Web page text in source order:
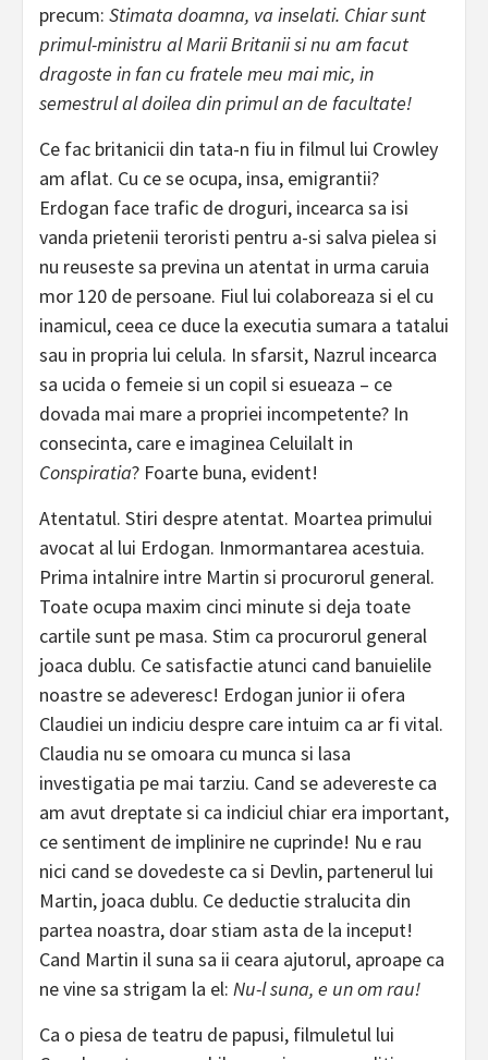
precum: Stimata doamna, va inselati. Chiar sunt
primul-ministru al Marii Britanii si nu am facut
dragoste in fan cu fratele meu mai mic, in
semestrul al doilea din primul an de facultate!
Ce fac britanicii din tata-n fiu in filmul lui Crowley
am aflat. Cu ce se ocupa, insa, emigrantii?
Erdogan face trafic de droguri, incearca sa isi
vanda prietenii teroristi pentru a-si salva pielea si
nu reuseste sa previna un atentat in urma caruia
mor 120 de persoane. Fiul lui colaboreaza si el cu
inamicul, ceea ce duce la executia sumara a tatalui
sau in propria lui celula. In sfarsit, Nazrul incearca
sa ucida o femeie si un copil si esueaza – ce
dovada mai mare a propriei incompetente? In
consecinta, care e imaginea Celuilalt in
Conspiratia? Foarte buna, evident!
Atentatul. Stiri despre atentat. Moartea primului
avocat al lui Erdogan. Inmormantarea acestuia.
Prima intalnire intre Martin si procurorul general.
Toate ocupa maxim cinci minute si deja toate
cartile sunt pe masa. Stim ca procurorul general
joaca dublu. Ce satisfactie atunci cand banuielile
noastre se adeveresc! Erdogan junior ii ofera
Claudiei un indiciu despre care intuim ca ar fi vital.
Claudia nu se omoara cu munca si lasa
investigatia pe mai tarziu. Cand se adevereste ca
am avut dreptate si ca indiciul chiar era important,
ce sentiment de implinire ne cuprinde! Nu e rau
nici cand se dovedeste ca si Devlin, partenerul lui
Martin, joaca dublu. Ce deductie stralucita din
partea noastra, doar stiam asta de la inceput!
Cand Martin il suna sa ii ceara ajutorul, aproape ca
ne vine sa strigam la el: Nu-l suna, e un om rau!
Ca o piesa de teatru de papusi, filmuletul lui